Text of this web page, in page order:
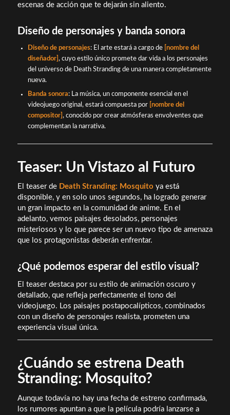
escenas de acción que te dejarán sin aliento.
Diseño de personajes y banda sonora
Diseño de personajes: El arte estará a cargo de [nombre del
diseñador] , cuyo estilo único promete dar vida a los personajes
del universo de Death Stranding de una manera completamente
nueva.
Banda sonora: La música, un componente esencial en el
videojuego original, estará compuesta por [nombre del
compositor] , conocido por crear atmósferas envolventes que
complementan la narrativa.
Teaser: Un Vistazo al Futuro
El teaser de Death Stranding: Mosquito ya está
disponible, y en solo unos segundos, ha logrado generar
un gran impacto en la comunidad de anime. En el
adelanto, vemos paisajes desolados, personajes
misteriosos y lo que parece ser un nuevo tipo de amenaza
que los protagonistas deberán enfrentar.
¿Qué podemos esperar del estilo visual?
El teaser destaca por su estilo de animación oscuro y
detallado, que refleja perfectamente el tono del
videojuego. Los paisajes postapocalípticos, combinados
con un diseño de personajes realista, prometen una
experiencia visual única.
¿Cuándo se estrena Death
Stranding: Mosquito?
Aunque todavía no hay una fecha de estreno confirmada,
los rumores apuntan a que la película podría lanzarse a